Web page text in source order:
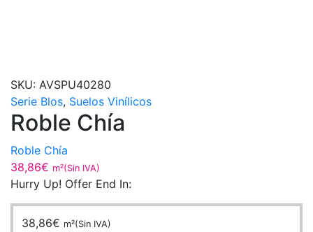
SKU: AVSPU40280
Serie Blos, Suelos Vinílicos
Roble Chía
Roble Chía
38,86€ m²(Sin IVA)
Hurry Up! Offer End In:
38,86€ m²(Sin IVA)